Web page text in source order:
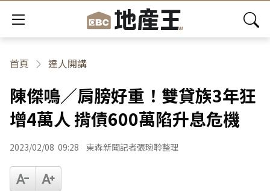
首頁 達人開講
陳傑鳴／肩膀好重！雙貸族3年狂
增4萬人 揹債600萬陷升息危機
2023/02/08 09:28 東森新聞記者張琬聆整理